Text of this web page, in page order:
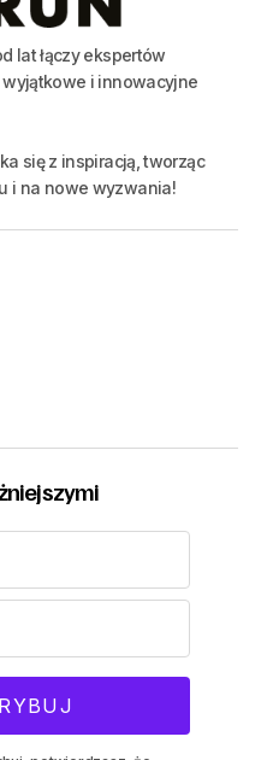
lat łączy ekspertów
i innowacyjne
się z inspiracją, tworząc
i na nowe wyzwania!